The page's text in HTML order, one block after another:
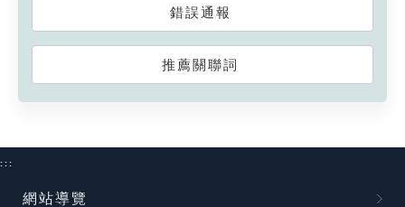
錯誤通報
推薦關聯詞
:::
網站導覽